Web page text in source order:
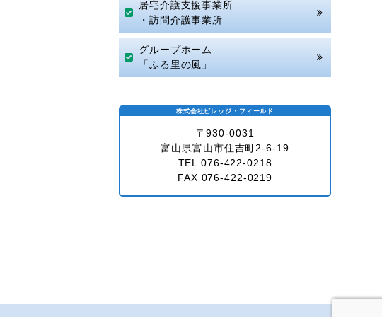
居宅介護支援事業所
・訪問介護事業所
グループホーム
「ふる里の風」
株式会社ビレッジ・フィールド
〒930-0031
富山県富山市住吉町2-6-19
TEL 076-422-0218
FAX 076-422-0219